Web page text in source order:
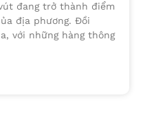
đang trở thành điểm
địa phương. Đồi
với những hàng thông